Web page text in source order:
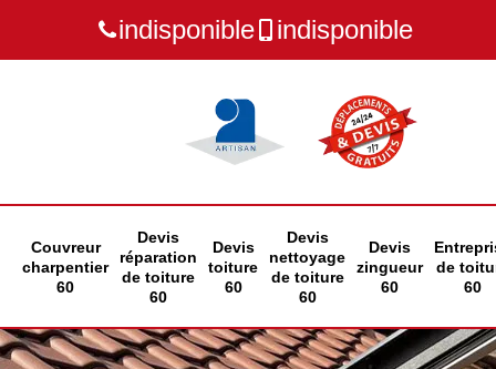
indisponible indisponible
Couvreur
charpentier
60
Devis
réparation
de toiture
60
Devis
toiture
60
Devis
nettoyage
de toiture
60
Devis
zingueur
60
de
60